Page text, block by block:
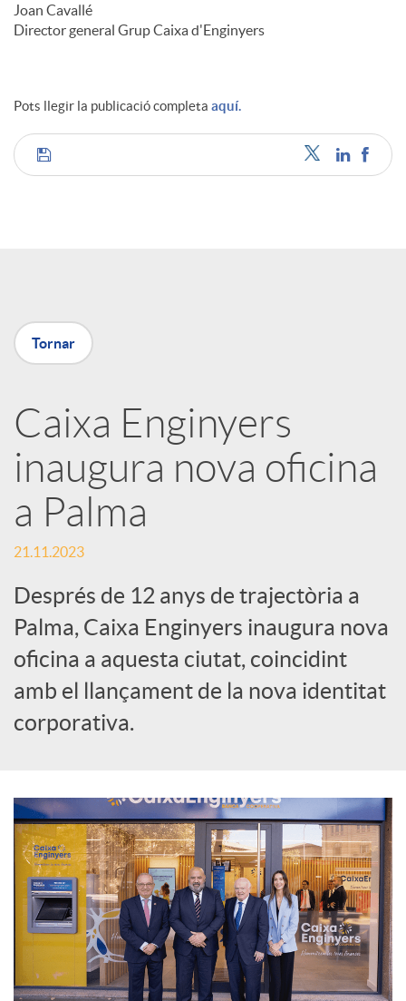
Joan Cavallé
Director general Grup Caixa d'Enginyers
Pots llegir la publicació completa aquí.
C
p
a
r
t
i
r
a
a
r
x
Tornar
Caixa Enginyers
inaugura nova oficina
a Palma
21.11.2023
Després de 12 anys de trajectòria a
Palma, Caixa Enginyers inaugura nova
oficina a aquesta ciutat, coincidint
amb el llançament de la nova identitat
corporativa.